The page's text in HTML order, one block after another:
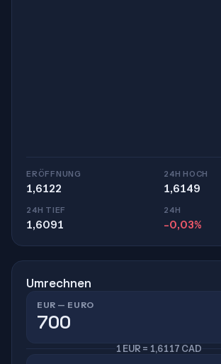
ERÖFFNUNG
1,6122
24H HOCH
1,6149
24H TIEF
1,6091
24H
-0,03%
Umrechnen
EUR — EURO
1 EUR = 1,6117 CAD